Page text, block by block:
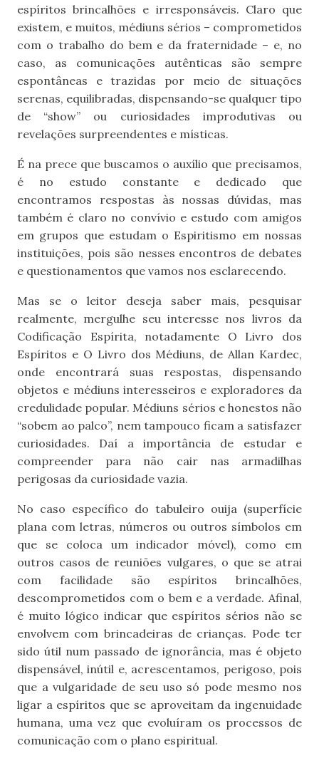
espíritos brincalhões e irresponsáveis. Claro que
existem, e muitos, médiuns sérios – comprometidos
com o trabalho do bem e da fraternidade – e, no
caso, as comunicações autênticas são sempre
espontâneas e trazidas por meio de situações
serenas, equilibradas, dispensando-se qualquer tipo
de “show” ou curiosidades improdutivas ou
revelações surpreendentes e místicas.
É na prece que buscamos o auxílio que precisamos,
é no estudo constante e dedicado que
encontramos respostas às nossas dúvidas, mas
também é claro no convívio e estudo com amigos
em grupos que estudam o Espiritismo em nossas
instituições, pois são nesses encontros de debates
e questionamentos que vamos nos esclarecendo.
Mas se o leitor deseja saber mais, pesquisar
realmente, mergulhe seu interesse nos livros da
Codificação Espírita, notadamente O Livro dos
Espíritos e O Livro dos Médiuns, de Allan Kardec,
onde encontrará suas respostas, dispensando
objetos e médiuns interesseiros e exploradores da
credulidade popular. Médiuns sérios e honestos não
“sobem ao palco”, nem tampouco ficam a satisfazer
curiosidades. Daí a importância de estudar e
compreender para não cair nas armadilhas
perigosas da curiosidade vazia.
No caso específico do tabuleiro ouija (superfície
plana com letras, números ou outros símbolos em
que se coloca um indicador móvel), como em
outros casos de reuniões vulgares, o que se atrai
com facilidade são espíritos brincalhões,
descomprometidos com o bem e a verdade. Afinal,
é muito lógico indicar que espíritos sérios não se
envolvem com brincadeiras de crianças. Pode ter
sido útil num passado de ignorância, mas é objeto
dispensável, inútil e, acrescentamos, perigoso, pois
que a vulgaridade de seu uso só pode mesmo nos
ligar a espíritos que se aproveitam da ingenuidade
humana, uma vez que evoluíram os processos de
comunicação com o plano espiritual.